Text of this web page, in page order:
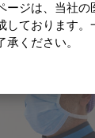
ージは、当社
しております
承ください。
：患